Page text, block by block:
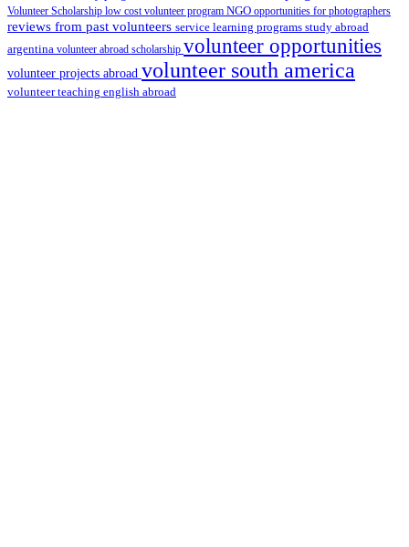
Volunteer Scholarship low cost volunteer program NGO opportunities for photographers
reviews from past volunteers service learning programs study abroad
argentina volunteer abroad scholarship volunteer opportunities
volunteer projects abroad volunteer south america
volunteer teaching english abroad